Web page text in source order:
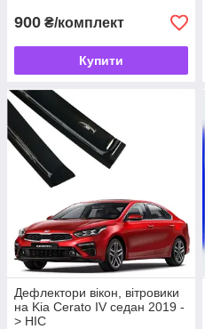
900 ₴/комплект
Купити
Дефлектори вікон, вітровики
на Kia Cerato IV седан 2019 -
> HIC